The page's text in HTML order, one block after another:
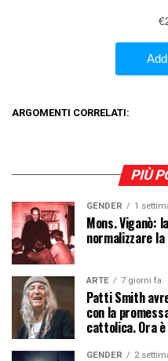
ARGOMENTI CORRELATI:
PIÙ
GENDER 1
Mons. Viganò:
normalizzare
ARTE 7 giorni fa
Patti Smith
con la
cattolica. Ora
GENDER 2